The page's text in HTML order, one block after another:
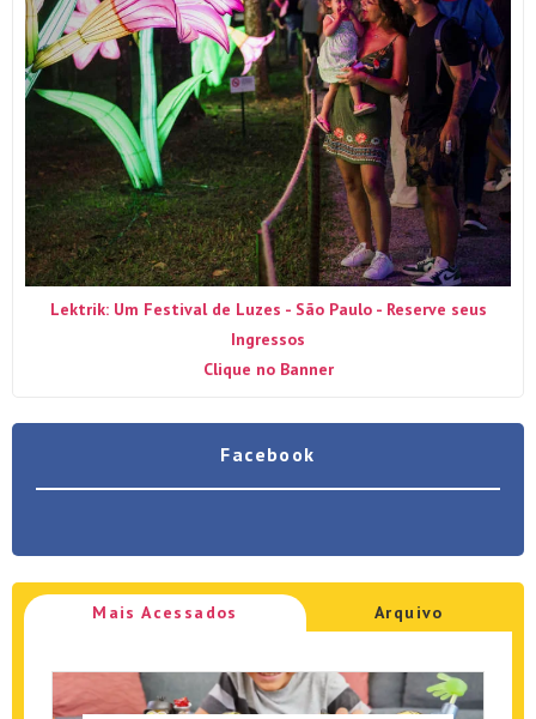
Lektrik: Um Festival de Luzes - São Paulo - Reserve seus
Ingressos
Clique no Banner
Facebook
Mais Acessados Arquivo